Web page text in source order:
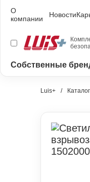
О
компании
Новости
Собственные
Luis+ Каталог